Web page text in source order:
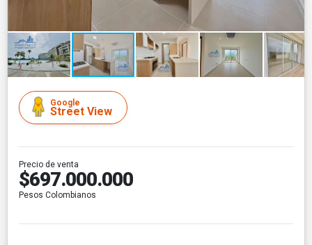
Google
Street View
Precio de venta
$697.000.000
Pesos Colombianos